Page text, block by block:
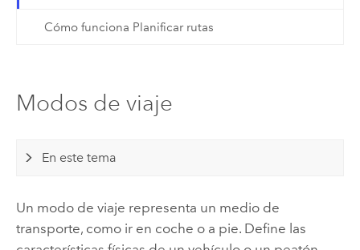
Cómo funciona Planificar rutas
Modos de viaje
En este tema
Un modo de viaje representa un medio de
transporte, como ir en coche o a pie. Define las